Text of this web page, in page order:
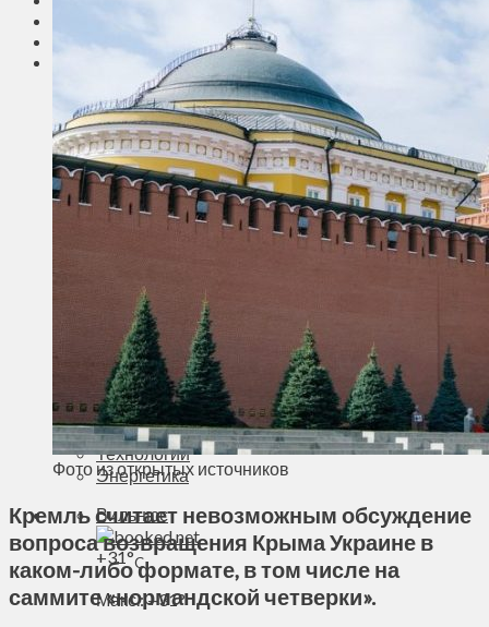
Культура
Фоторепортаж
Туризм
ЛК рекомендует
Сеньорам
Образование
Здравоохранение
Экология
Происшествия
Визиты
Выборы
Агроновости
Едим дома
Ищу семью
Духовное пространство
Спорт
Технологии
Энергетика
Вильнюс
+31°C
Макс.:+31°
Фото из открытых источников
Кремль считает невозможным обсуждение
вопроса возвращения Крыма Украине в
каком-либо формате, в том числе на
саммите «нормандской четверки».